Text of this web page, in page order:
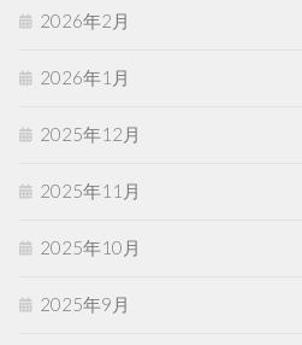
2026年2月
2026年1月
2025年12月
2025年11月
2025年10月
2025年9月